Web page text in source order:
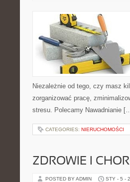
Niezależnie od tego, czy masz
zorganizować pracę,
stresu. Polecamy Nawadnianie
CATEGORIES: NIERUCHOMOŚCI
ZDROWIE I
POSTED BY ADMIN STY - 5 -